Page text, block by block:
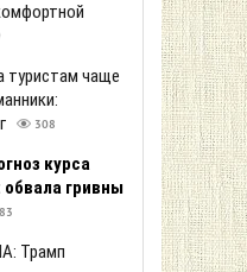
туристам чаще
308
курса
обвала гривны
Трамп